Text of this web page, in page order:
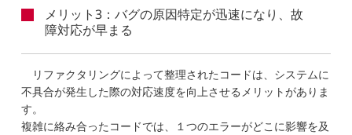
メリット3：バグの原因特定が迅速になり、故
障対応が早まる
リファクタリングによって整理されたコードは、システムに
不具合が発生した際の対応速度を向上させるメリットがありま
す。
複雑に絡み合ったコードでは、１つのエラーがどこに影響を及